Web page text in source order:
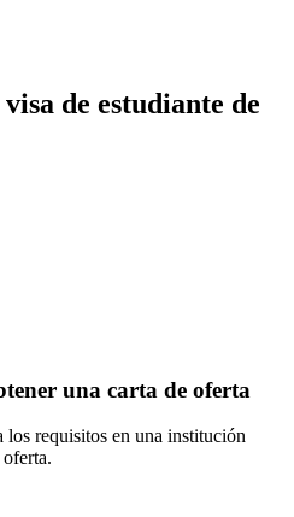
de estudiante de
una carta de oferta
los requisitos en una institución